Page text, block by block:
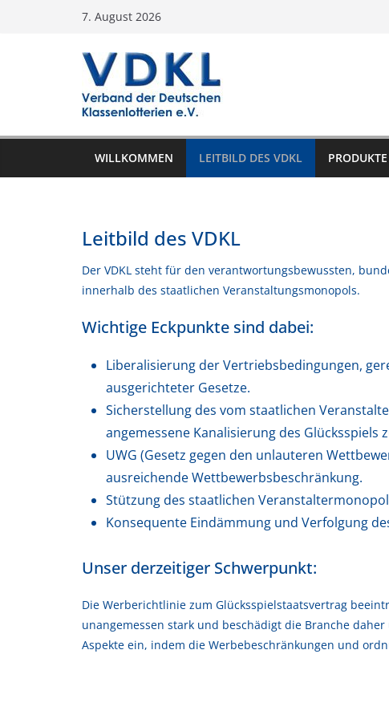
7. August 2026
WILLKOMMEN LEITBILD DES VDKL PRODUKTE
Leitbild des VDKL
Der VDKL steht für den verantwortungsbewussten,
innerhalb des staatlichen Veranstaltungsmonopols.
Wichtige Eckpunkte sind dabei:
Liberalisierung der Vertriebsbedingungen,
ausgerichteter Gesetze.
Sicherstellung des vom staatlichen
angemessene Kanalisierung des Glücksspiels
UWG (Gesetz gegen den unlauteren
ausreichende Wettbewerbsbeschränkung.
Stützung des staatlichen
Konsequente Eindämmung und Verfolgung
Unser derzeitiger Schwerpunkt:
Die Werberichtlinie zum Glücksspielstaatsvertrag
unangemessen stark und beschädigt die Branche
Aspekte ein, indem die Werbebeschränkungen und